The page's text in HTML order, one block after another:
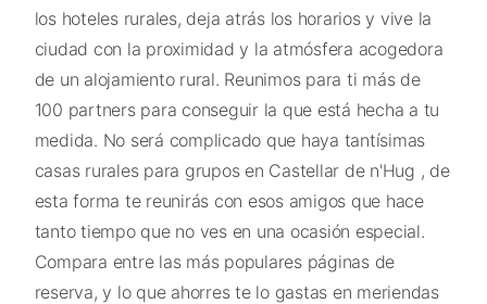
los hoteles rurales, deja atrás los horarios y vive la
ciudad con la proximidad y la atmósfera acogedora
de un alojamiento rural. Reunimos para ti más de
100 partners para conseguir la que está hecha a tu
medida. No será complicado que haya tantísimas
casas rurales para grupos en Castellar de n'Hug , de
esta forma te reunirás con esos amigos que hace
tanto tiempo que no ves en una ocasión especial.
Compara entre las más populares páginas de
reserva, y lo que ahorres te lo gastas en meriendas